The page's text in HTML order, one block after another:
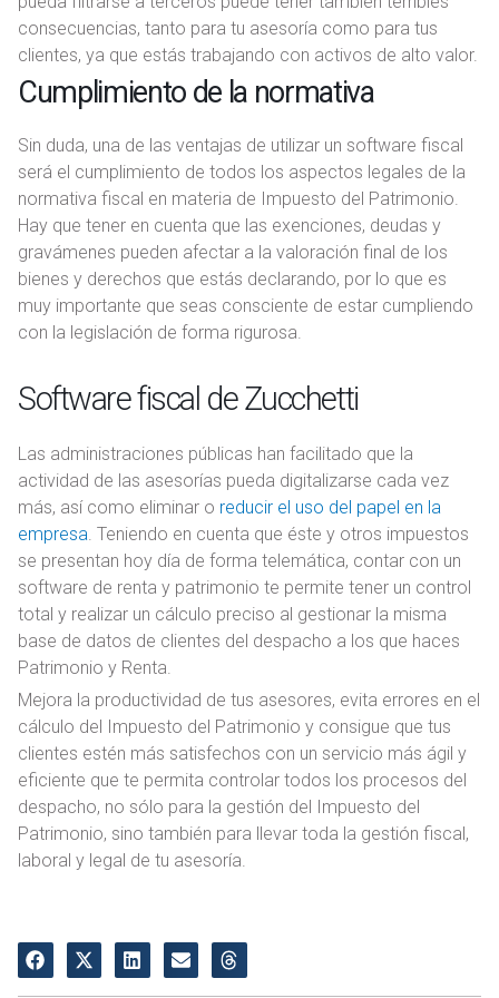
consecuencias, tanto para tu asesoría como para tus
clientes, ya que estás trabajando con activos de alto valor.
Cumplimiento de la normativa
Sin duda, una de las ventajas de utilizar un software fiscal
será el cumplimiento de todos los aspectos legales de la
normativa fiscal en materia de Impuesto del Patrimonio.
Hay que tener en cuenta que las exenciones, deudas y
gravámenes pueden afectar a la valoración final de los
bienes y derechos que estás declarando, por lo que es
muy importante que seas consciente de estar cumpliendo
con la legislación de forma rigurosa.
Software fiscal de Zucchetti
Las administraciones públicas han facilitado que la
actividad de las asesorías pueda digitalizarse cada vez
más, así como eliminar o reducir el uso del papel en la
empresa. Teniendo en cuenta que éste y otros impuestos
se presentan hoy día de forma telemática, contar con un
software de renta y patrimonio te permite tener un control
total y realizar un cálculo preciso al gestionar la misma
base de datos de clientes del despacho a los que haces
Patrimonio y Renta.
Mejora la productividad de tus asesores, evita errores en el
cálculo del Impuesto del Patrimonio y consigue que tus
clientes estén más satisfechos con un servicio más ágil y
eficiente que te permita controlar todos los procesos del
despacho, no sólo para la gestión del Impuesto del
Patrimonio, sino también para llevar toda la gestión fiscal,
laboral y legal de tu asesoría.